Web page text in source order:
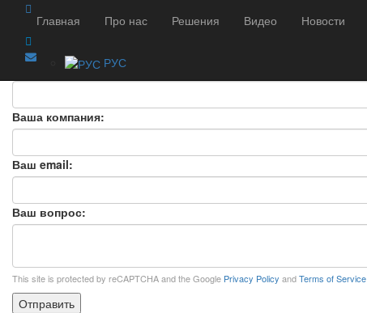
Главная Про нас Решения Видео Новости
РУС
ЗАДАТЬ ВОПРОС
ЗАДАТЬ ВОПРОС
Ваше ФИО:
Ваша компания:
Ваш email:
Ваш вопрос:
This site is protected by reCAPTCHA and the Google Privacy Policy andTerms of Service
Отправить